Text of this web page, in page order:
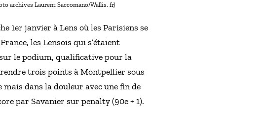
archives Laurent Saccomano/Wallis. fr)
1er janvier à Lens où les Parisiens se
les Lensois qui s’étaient
le podium, qualificative pour la
trois points à Montpellier sous
dans la douleur avec une fin de
par Savanier sur penalty (90e + 1).